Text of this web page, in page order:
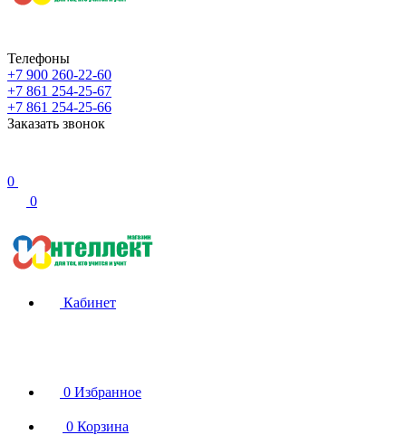
Телефоны
+7 900 260-22-60
+7 861 254-25-67
+7 861 254-25-66
Заказать звонок
0
0
Кабинет
0 Избранное
0 Корзина